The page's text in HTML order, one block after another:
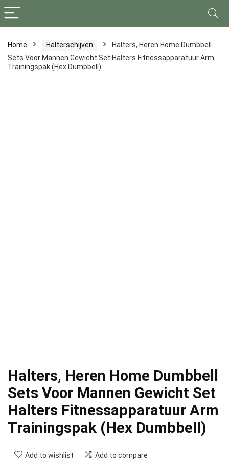
Home Halterschijven
Halters, Heren Home Dumbbell
Sets Voor Mannen Gewicht Set Halters Fitnessapparatuur Arm
Trainingspak (Hex Dumbbell)
Halters, Heren Home Dumbbell
Sets Voor Mannen Gewicht Set
Halters Fitnessapparatuur Arm
Trainingspak (Hex Dumbbell)
Add to wishlist Add to compare